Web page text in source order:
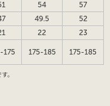
54
57
49.5
52
22
23
175 175-185 175-185
。